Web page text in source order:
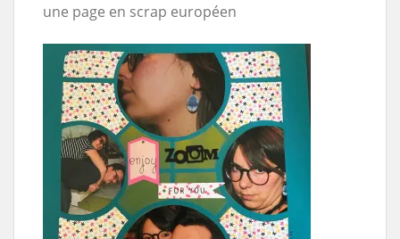
une page en scrap européen